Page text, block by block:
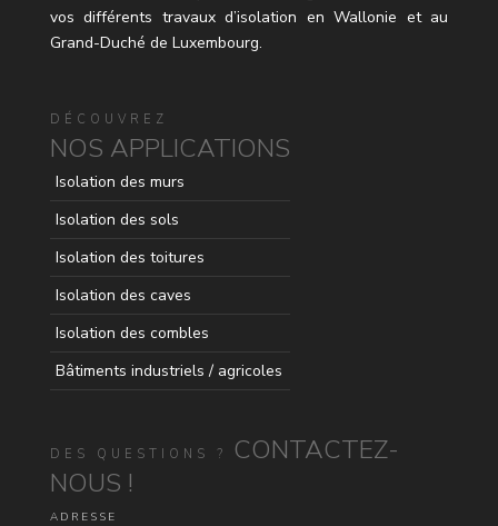
vos différents travaux d’isolation en Wallonie et au
Grand-Duché de Luxembourg.
DÉCOUVREZ
NOS APPLICATIONS
Isolation des murs
Isolation des sols
Isolation des toitures
Isolation des caves
Isolation des combles
Bâtiments industriels / agricoles
DES QUESTIONS ?
CONTACTEZ-
NOUS !
ADRESSE